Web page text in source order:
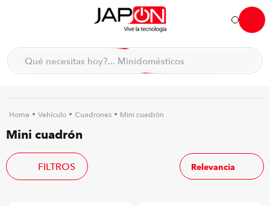
Hola... qué necesitas hoy?
Qué necesitas hoy?... Minidomésticos
Vehículo Cuadrones Mini cuadrón
Mini cuadrón
FILTROS Relevancia
1 . moto
2 refrigeradora
3. lavadora